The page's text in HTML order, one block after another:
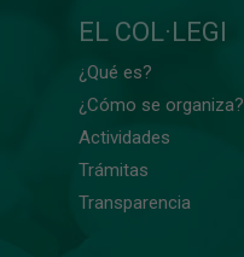
EL COL·LEGI
¿Qué es?
¿Cómo se organiza?
Actividades
Trámitas
Transparencia